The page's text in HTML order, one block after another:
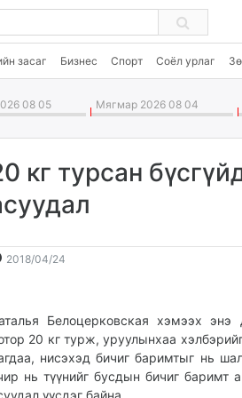
засаг Бизнес Спорт Соёл урлаг
08 05 Мягмар 2026 08 04
кг турсан
2018/04/24
14:43:06
21:10:19
Белоцерковская хэмээх
20 кг турж, уруулынхаа
нисэхэд бичиг баримтыг нь
нь түүнийг бусдын бичиг баримт
үүсдэг байна.